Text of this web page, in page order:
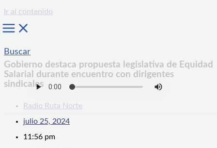
Ir al contenido
Buscar
Gobierno destaca propuesta legislativa de Equidad
Salarial durante encuentro con dirigentes
sindicales
Radio Ruta Norte
julio 25, 2024
11:56 pm